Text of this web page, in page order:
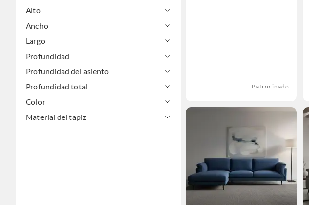
Alto
Ancho
Largo
Profundidad
Profundidad del asiento
Profundidad total
Color
Material del tapiz
Patrocinado